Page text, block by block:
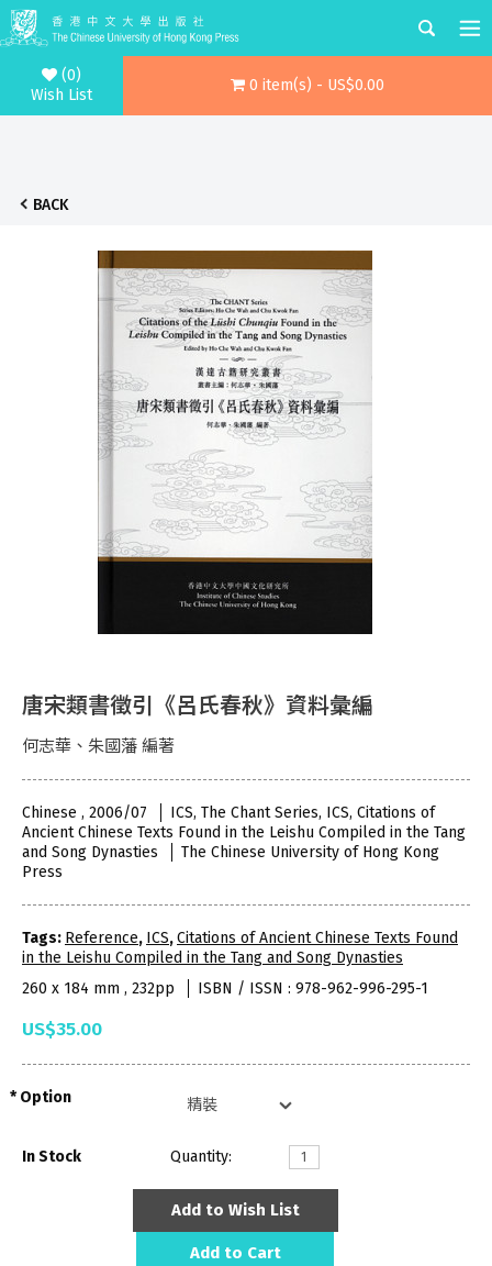
(0)
Wish List
0 item(s) - US$0.00
BACK
唐宋類書徵引《呂氏春秋》資料彙編
何志華、朱國藩 編著
Chinese , 2006/07
ICS, The Chant Series, ICS, Citations of
Ancient Chinese Texts Found in the Leishu Compiled in the Tang
and Song Dynasties
The Chinese University of Hong Kong
Press
Tags: Reference, ICS,Citations of Ancient Chinese Texts Found
in the Leishu Compiled in the Tang and Song Dynasties
260 x 184 mm , 232pp
ISBN / ISSN : 978-962-996-295-1
US$35.00
Option
In Stock Quantity:
Add to Wish List
Add to Cart